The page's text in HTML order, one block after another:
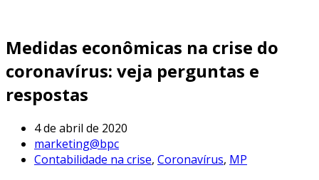
Medidas econômicas na crise do
coronavírus: veja perguntas e
respostas
4 de abril de 2020
marketing@bpc
Contabilidade na crise, Coronavírus, MP